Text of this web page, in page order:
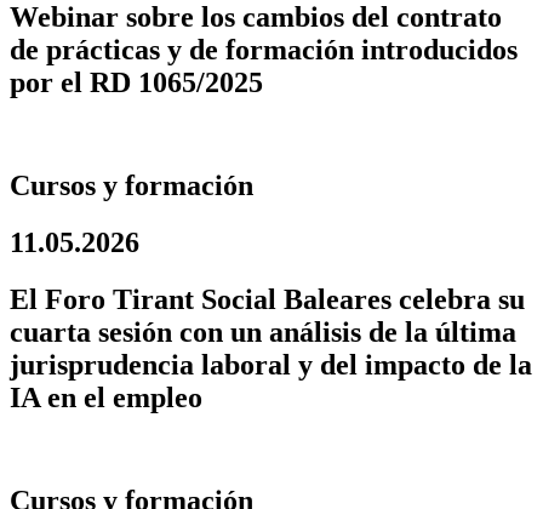
Webinar sobre los cambios del contrato
de prácticas y de formación introducidos
por el RD 1065/2025
Cursos y formación
11.05.2026
El Foro Tirant Social Baleares celebra su
cuarta sesión con un análisis de la última
jurisprudencia laboral y del impacto de la
IA en el empleo
Cursos y formación